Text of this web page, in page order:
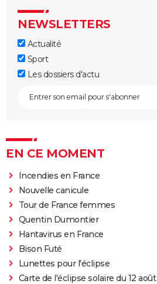
NEWSLETTERS
Actualité
Sport
Les dossiers d'actu
EN CE MOMENT
Incendies en France
Nouvelle canicule
Tour de France femmes
Quentin Dumontier
Hantavirus en France
Bison Futé
Lunettes pour l'éclipse
Carte de l'éclipse solaire du 12 août